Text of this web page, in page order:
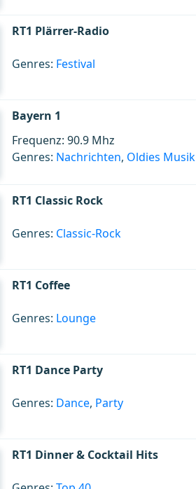
RT1 Plärrer-Radio
Genres: Festival
Bayern 1
Frequenz: 90.9 Mhz
Genres: Nachrichten, Oldies Musik
RT1 Classic Rock
Genres: Classic-Rock
RT1 Coffee
Genres: Lounge
RT1 Dance Party
Genres: Dance, Party
RT1 Dinner & Cocktail Hits